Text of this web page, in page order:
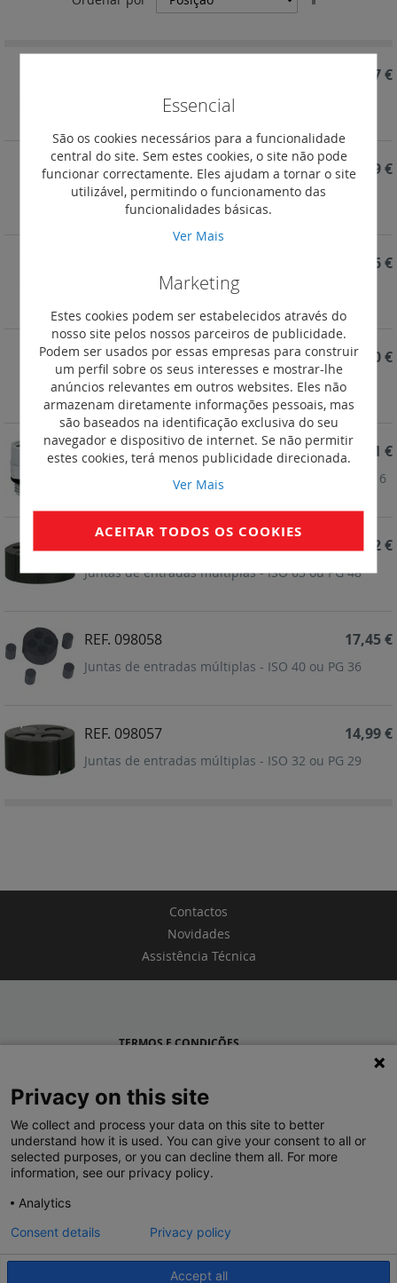
Fontes de alimentação monofásicas 24V - 100W
267,67 €
REF. 146723
Fontes de alimentação monofásicas 24V - 60W
197,79 €
Fontes de alimentação monofásicas 24V - 36W
131,56 €
REF. 146721
Fontes de alimentação monofásicas 24V - 15W
98,70 €
REF. 098084
Adaptadores PG / ISO Cinza RAL 7001 - PG 9/ISO 16
6,21 €
Juntas de entradas múltiplas - ISO 63 ou PG 48
34,22 €
REF. 098058
Juntas de entradas múltiplas - ISO 40 ou PG 36
17,45 €
REF. 098057
Juntas de entradas múltiplas - ISO 32 ou PG 29
14,99 €
Contactos
Novidades
Assistência Técnica
Essencial
São os cookies necessários para a funcionalidade
central do site. Sem estes cookies, o site não pode
funcionar correctamente. Eles ajudam a tornar o site
utilizável, permitindo o funcionamento das
funcionalidades básicas.
Ver Mais
Marketing
Estes cookies podem ser estabelecidos através do
nosso site pelos nossos parceiros de publicidade.
Podem ser usados por essas empresas para construir
um perfil sobre os seus interesses e mostrar-lhe
anúncios relevantes em outros websites. Eles não
armazenam diretamente informações pessoais, mas
são baseados na identificação exclusiva do seu
navegador e dispositivo de internet. Se não permitir
estes cookies, terá menos publicidade direcionada.
Ver Mais
ACEITAR TODOS OS COOKIES
TERMOS E CONDIÇÕES
LEGRAND PORTUGAL
GRUPO LEGRAND NO MUNDO
Privacy on this site
We collect and process your data on this site to better
understand how it is used. You can give your consent to all or
selected purposes, or you can decline them all. For more
information, see our privacy policy.
Analytics
Accept all
Consent details Privacy policy